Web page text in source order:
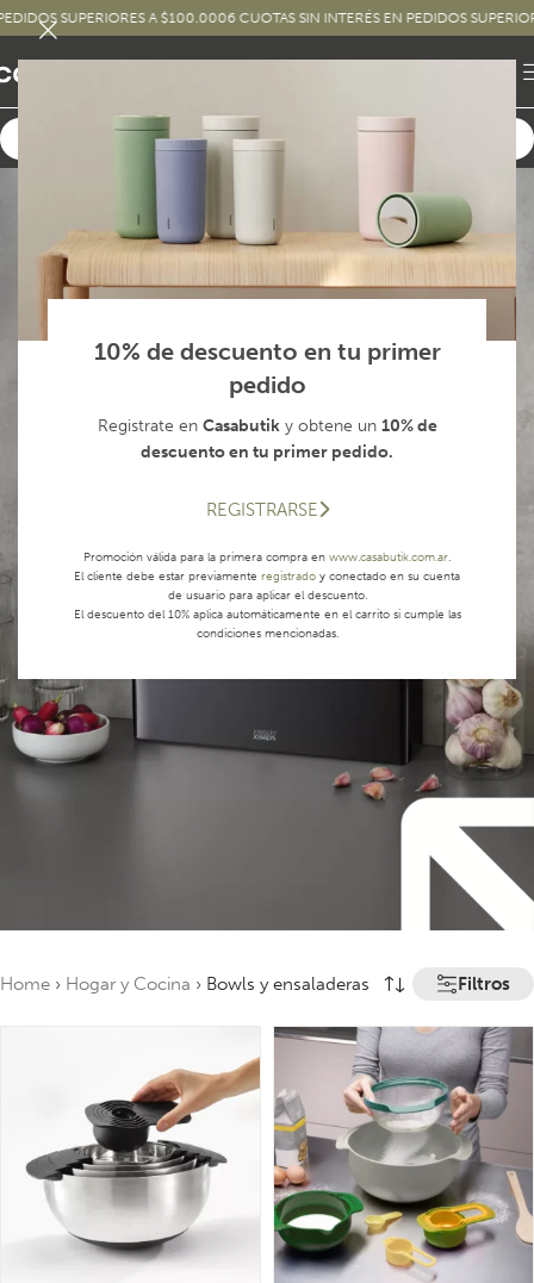
10% de descuento en tu primer
pedido
Registrate en Casabutiky obtene un 10% de
descuento en tu primer pedido.
REGISTRARSE
Promoción válida para la primera compra en www.casabutik.com.ar.
El cliente debe estar previamente registrado y conectado en su cuenta
de usuario para aplicar el descuento.
El descuento del 10% aplica automáticamente en el carrito si cumple las
condiciones mencionadas.
SUPERIORES A $100.0006 CUOTAS SIN INTERÉS EN PEDIDOS SUPERIORES
Home › Hogar y Cocina › Bowls y ensaladeras Filtros